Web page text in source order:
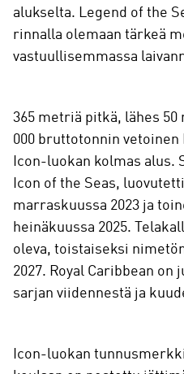
alukselta. Legend of the
rinnalla olemaan tärkeä
vastuullisemmassa
365 metriä pitkä, lähes 50
000 bruttotonnin vetoinen
Icon-luokan kolmas alus.
Icon of the Seas,
marraskuussa 2023 ja
heinäkuussa 2025.
oleva, toistaiseksi
2027. Royal Caribbean
sarjan viidennestä ja
Icon-luokan